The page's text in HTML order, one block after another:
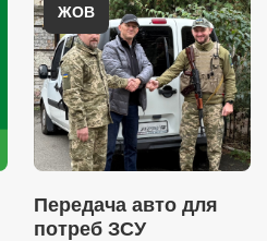
ЖОВ
Передача авто для
потреб ЗСУ